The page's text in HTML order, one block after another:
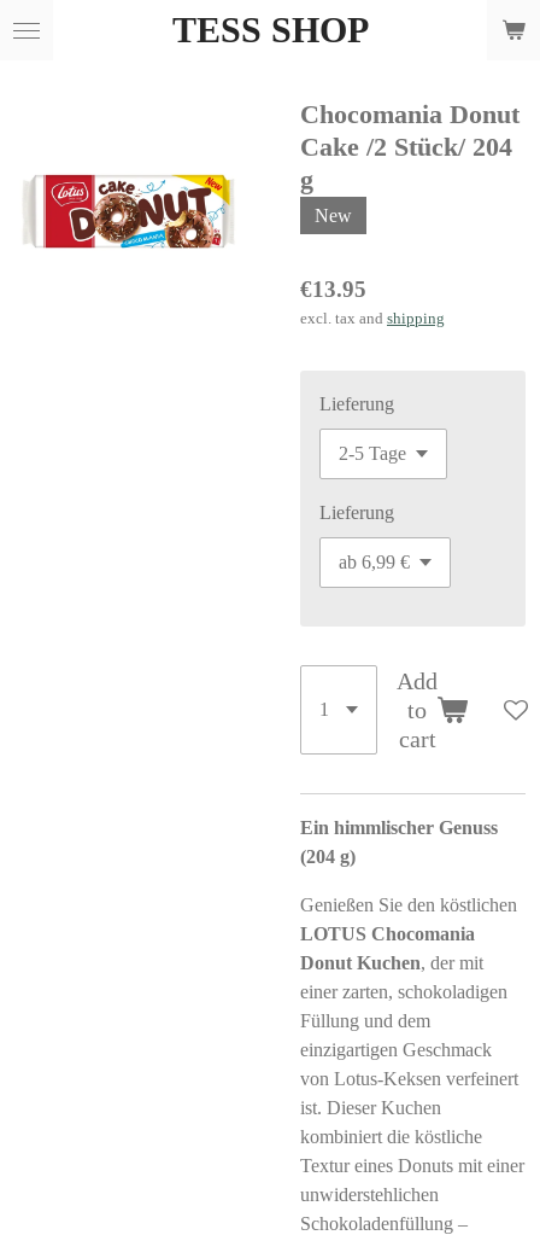
Skip
TESS SHOP
Chocomania Donut
Cake /2 Stück/ 204
g
New
€13.95
excl. tax and shipping
Lieferung
Lieferung
Add
to
cart
Ein himmlischer Genuss
(204 g)
Genießen Sie den köstlichen
LOTUS Chocomania
Donut Kuchen, der mit
einer zarten, schokoladigen
Füllung und dem
einzigartigen Geschmack
von Lotus-Keksen verfeinert
ist. Dieser Kuchen
kombiniert die köstliche
Textur eines Donuts mit einer
unwiderstehlichen
Schokoladenfüllung –